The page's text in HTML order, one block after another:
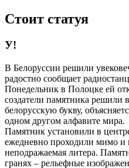
Стоит статуя
У!
В Белоруссии решили
радостно сообщает
Понедельник в Полоцке ей
создатели памятника решили
белорусскую букву,
одном другом алфавите мира.
Памятник установили в
ежедневно проходили мимо и
неподражаемая литера.
гранях – рельефные